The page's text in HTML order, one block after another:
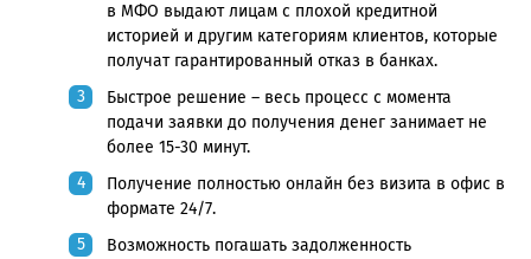
в МФО выдают лицам с плохой кредитной
историей и другим категориям клиентов, которые
получат гарантированный отказ в банках.
Быстрое решение – весь процесс с момента
подачи заявки до получения денег занимает не
более 15-30 минут.
Получение полностью онлайн без визита в офис в
формате 24/7.
Возможность погашать задолженность